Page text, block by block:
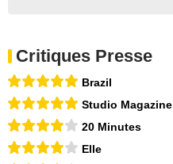
Critiques Presse
Brazil
Studio Magazine
20 Minutes
Elle